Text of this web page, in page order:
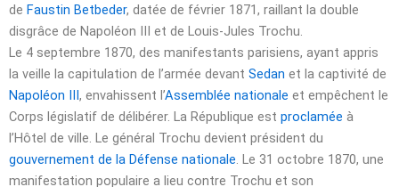
de Faustin Betbeder, datée de février 1871, raillant la double
disgrâce de Napoléon III et de Louis-Jules Trochu.
Le 4 septembre 1870, des manifestants parisiens, ayant appris
la veille la capitulation de l’armée devant Sedan et la captivité de
Napoléon III, envahissent l’Assemblée nationale et empêchent le
Corps législatif de délibérer. La République est proclamée à
l’Hôtel de ville. Le général Trochu devient président du
gouvernement de la Défense nationale . Le 31 octobre 1870, une
manifestation populaire a lieu contre Trochu et son